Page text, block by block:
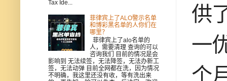
供
一
个
Tax Ide...
菲律宾上了ALO警示名单
和博彩黑名单的人你们在
哪里？
菲律宾上了alo名单的
人，需要清理 查询的可以
咨询我们 目前的情况是会
影响到 无法续签，无法降签，无法办新工
签，无法动弹 目前全网都在洗，因为情况
不明确，我这里还没有收，等有洗出来